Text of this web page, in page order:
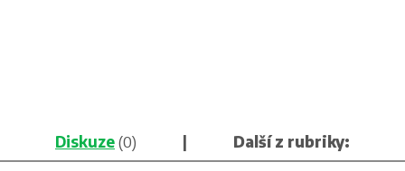
Diskuze(0) | Další z rubriky: